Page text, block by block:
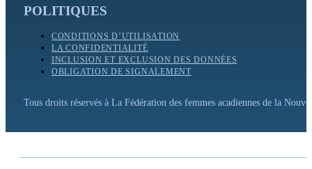
POLITIQUES
CONDITIONS D’UTILISATION
LA CONFIDENTIALITÉ
INCLUSION ET EXCLUSION DES DONNÉES
OBLIGATION DE SIGNALEMENT
Tous droits réservés à La Fédération des femmes acadiennes de la